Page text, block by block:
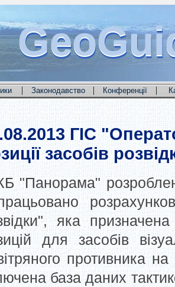
| Законодавство | Конференції |
ГІС
засобів
"Панорама"
яка
для засобів
противника
база даних